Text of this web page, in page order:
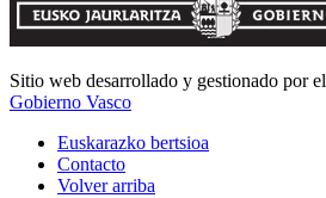
Sitio web desarrollado y gestionado por el
Gobierno Vasco
Euskarazko bertsioa
Contacto
Volver arriba